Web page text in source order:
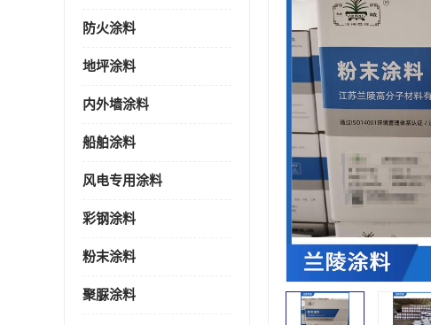
防火涂料
地坪涂料
内外墙涂料
船舶涂料
风电专用涂料
彩钢涂料
粉末涂料
聚脲涂料